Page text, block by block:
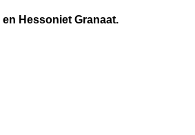
Hessoniet Granaat.